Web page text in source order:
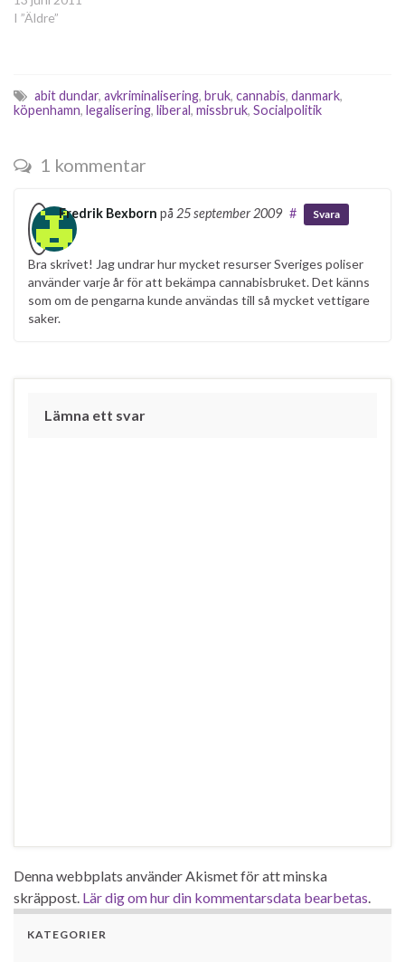
I ”Äldre”
abit dundar, avkriminalisering, bruk, cannabis, danmark,
köpenhamn, legalisering, liberal, missbruk, Socialpolitik
1 kommentar
Fredrik Bexborn på 25 september 2009 # Svara
Bra skrivet! Jag undrar hur mycket resurser Sveriges poliser
använder varje år för att bekämpa cannabisbruket. Det känns
som om de pengarna kunde användas till så mycket vettigare
saker.
Lämna ett svar
Denna webbplats använder Akismet för att minska
skräppost. Lär dig om hur din kommentarsdata bearbetas.
KATEGORIER